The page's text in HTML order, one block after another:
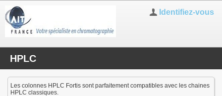
Identifiez-vous
HPLC
Les colonnes HPLC Fortis sont parfaitement compatibles avec les chaines
HPLC classiques.